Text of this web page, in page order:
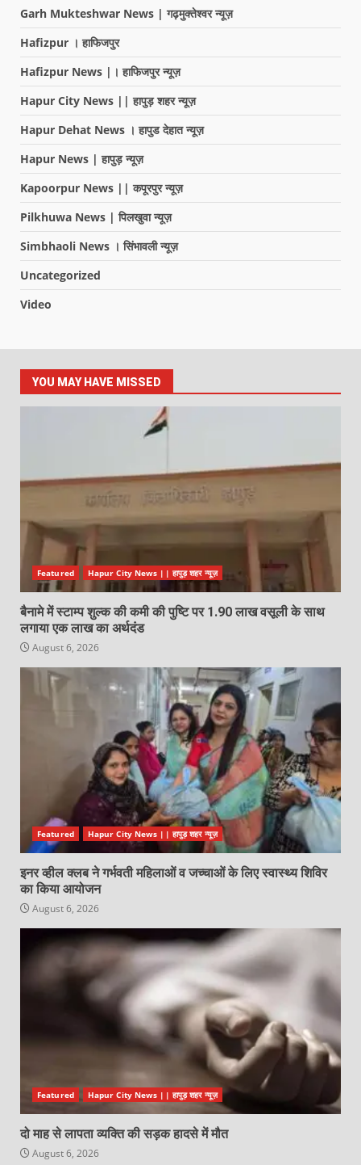
Garh Mukteshwar News | गढ़मुक्तेश्वर न्यूज़
Hafizpur । हाफिजपुर
Hafizpur News |। हाफिजपुर न्यूज़
Hapur City News || हापुड़ शहर न्यूज़
Hapur Dehat News । हापुड देहात न्यूज़
Hapur News | हापुड़ न्यूज़
Kapoorpur News || कपूरपुर न्यूज़
Pilkhuwa News | पिलखुवा न्यूज़
Simbhaoli News । सिंभावली न्यूज़
Uncategorized
Video
YOU MAY HAVE MISSED
Featured Hapur City News || हापुड़ शहर न्यूज़
बैनामे में स्टाम्प शुल्क की कमी की पुष्टि पर 1.90 लाख वसूली के साथ
लगाया एक लाख का अर्थदंड
August 6, 2026
Featured Hapur City News || हापुड़ शहर न्यूज़
इनर व्हील क्लब ने गर्भवती महिलाओं व जच्चाओं के लिए स्वास्थ्य शिविर
का किया आयोजन
August 6, 2026
Featured Hapur City News || हापुड़ शहर न्यूज़
दो माह से लापता व्यक्ति की सड़क हादसे में मौत
August 6, 2026